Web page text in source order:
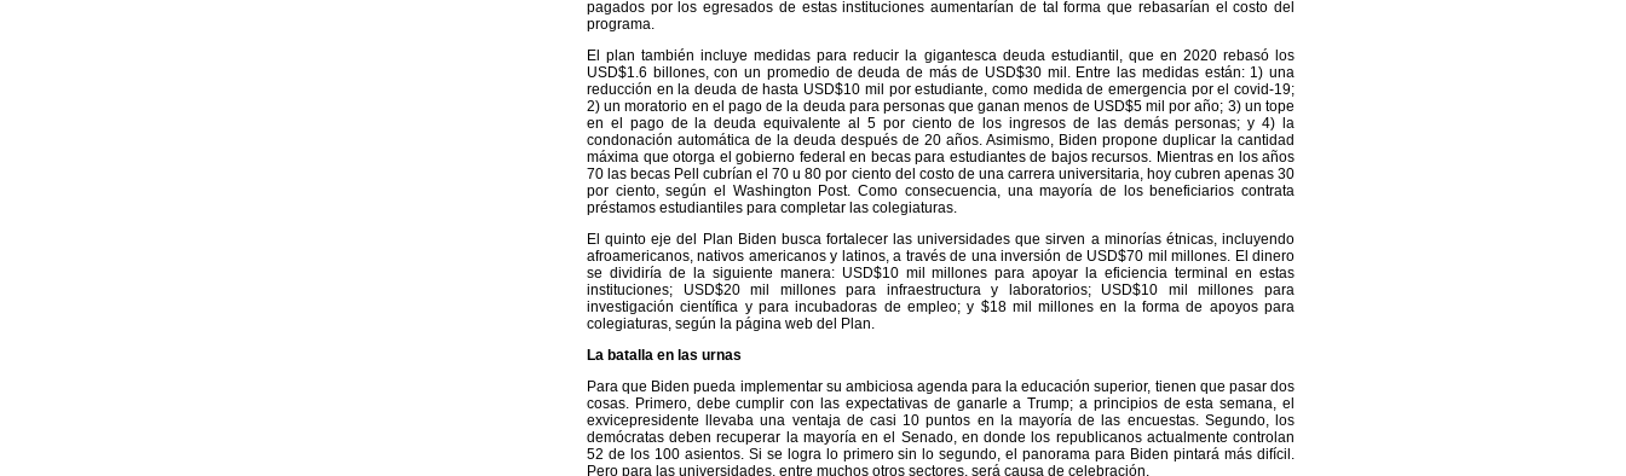
pagados por los egresados de estas instituciones aumentarían de tal forma que rebasarían el costo del
programa.
El plan también incluye medidas para reducir la gigantesca deuda estudiantil, que en 2020 rebasó los
USD$1.6 billones, con un promedio de deuda de más de USD$30 mil. Entre las medidas están: 1) una
reducción en la deuda de hasta USD$10 mil por estudiante, como medida de emergencia por el covid-19;
2) un moratorio en el pago de la deuda para personas que ganan menos de USD$5 mil por año; 3) un tope
en el pago de la deuda equivalente al 5 por ciento de los ingresos de las demás personas; y 4) la
condonación automática de la deuda después de 20 años. Asimismo, Biden propone duplicar la cantidad
máxima que otorga el gobierno federal en becas para estudiantes de bajos recursos. Mientras en los años
70 las becas Pell cubrían el 70 u 80 por ciento del costo de una carrera universitaria, hoy cubren apenas 30
por ciento, según el Washington Post. Como consecuencia, una mayoría de los beneficiarios contrata
préstamos estudiantiles para completar las colegiaturas.
El quinto eje del Plan Biden busca fortalecer las universidades que sirven a minorías étnicas, incluyendo
afroamericanos, nativos americanos y latinos, a través de una inversión de USD$70 mil millones. El dinero
se dividiría de la siguiente manera: USD$10 mil millones para apoyar la eficiencia terminal en estas
instituciones; USD$20 mil millones para infraestructura y laboratorios; USD$10 mil millones para
investigación científica y para incubadoras de empleo; y $18 mil millones en la forma de apoyos para
colegiaturas, según la página web del Plan.
La batalla en las urnas
Para que Biden pueda implementar su ambiciosa agenda para la educación superior, tienen que pasar dos
cosas. Primero, debe cumplir con las expectativas de ganarle a Trump; a principios de esta semana, el
exvicepresidente llevaba una ventaja de casi 10 puntos en la mayoría de las encuestas. Segundo, los
demócratas deben recuperar la mayoría en el Senado, en donde los republicanos actualmente controlan
52 de los 100 asientos. Si se logra lo primero sin lo segundo, el panorama para Biden pintará más difícil.
Pero para las universidades, entre muchos otros sectores, será causa de celebración.